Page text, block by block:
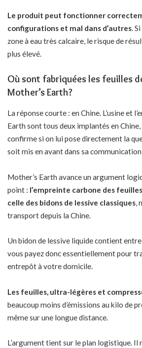
Le produit peut fonctionner
configurations et mal dans d’autres.
zone à eau très calcaire, le risque de
plus élevé.
Où sont fabriquées les feuilles
Mother’s Earth?
La réponse courte : en Chine. L’usine et
Earth sont tous deux implantés en Chine,
confirme si on lui pose directement la
soit mis en avant dans sa
Mother’s Earth avance un argument
point : l’empreinte carbone des
celle des bidons de lessive classiques,
transport depuis la Chine.
Un bidon de lessive liquide contient entre
vous payez donc essentiellement pour
entrepôt à votre domicile.
Les feuilles, ultra-légères et
beaucoup moins d’émissions au kilo de
même sur une longue distance.
L’argument tient sur le plan logistique. Il